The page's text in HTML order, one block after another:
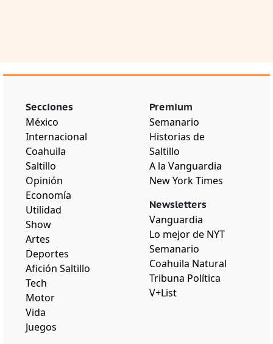
Secciones
México
Internacional
Coahuila
Saltillo
Opinión
Economía
Utilidad
Show
Artes
Deportes
Afición Saltillo
Tech
Motor
Vida
Juegos
Premium
Semanario
Historias de
Saltillo
A la Vanguardia
New York Times
Newsletters
Vanguardia
Lo mejor de NYT
Semanario
Coahuila Natural
Tribuna Política
V+List